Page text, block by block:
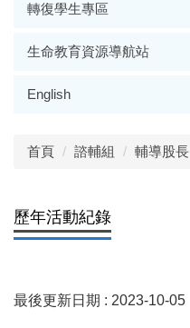
轉復學生專區
生命教育資源導航站
English
首頁 諮輔組 輔導股長
歷年活動紀錄
最後更新日期 : 2023-10-05